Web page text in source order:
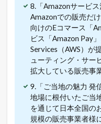
の
ツ
ッ
タ
ー
「
ガ
チ
売
れ
E
C
8.「Amazonサービス
Amazonでの販売だ
向けのEコマース「
ビス「Amazon Pay
Services（AWS）が
ューティング・サー
拡大している販売事
9.「ご当地の魅力 発
地場に根付いたご当
を通じて日本全国の
規模の販売事業者様